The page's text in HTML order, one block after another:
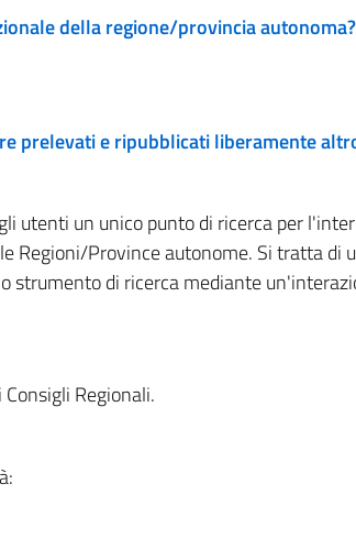
della regione/provincia autonoma?
prelevati e ripubblicati liberamente
utenti un unico punto di ricerca per
Regioni/Province autonome. Si tratta di
di ricerca mediante
Regionali.